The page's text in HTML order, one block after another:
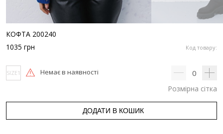
КОФТА 200240
Код товару:
1035 грн
SIZE1 Немає в наявності 0
Розмірна сітка
ДОДАТИ В КОШИК